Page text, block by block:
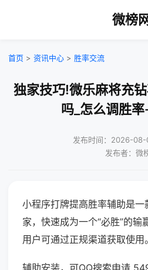
微榜
首页 > 资讯中心 > 胜率交流
独家技巧!微乐麻将充
吗_怎么调胜
发布时间：2026-08-
发布者：微
小程序打牌提高胜率辅助是
家，快速成为一个“必胜”的输
用户可通过正规渠道获取使用。
辅助安装，可QQ搜索申请